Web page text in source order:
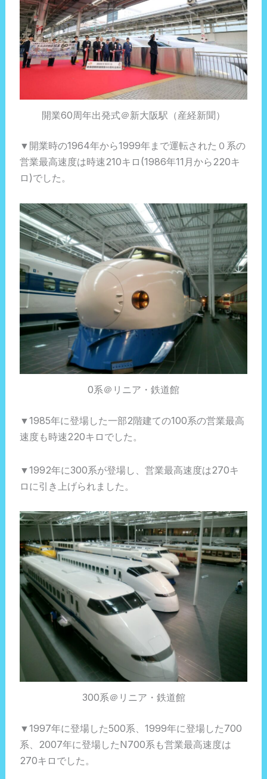
開業60周年出発式＠新大阪駅（産経新聞）
▼開業時の1964年から1999年まで運転された０系の
営業最高速度は時速210キロ(1986年11月から220キ
ロ)でした。
0系＠リニア・鉄道館
▼1985年に登場した一部2階建ての100系の営業最高
速度も時速220キロでした。
▼1992年に300系が登場し、営業最高速度は270キ
ロに引き上げられました。
300系＠リニア・鉄道館
▼1997年に登場した500系、1999年に登場した700
系、2007年に登場したN700系も営業最高速度は
270キロでした。